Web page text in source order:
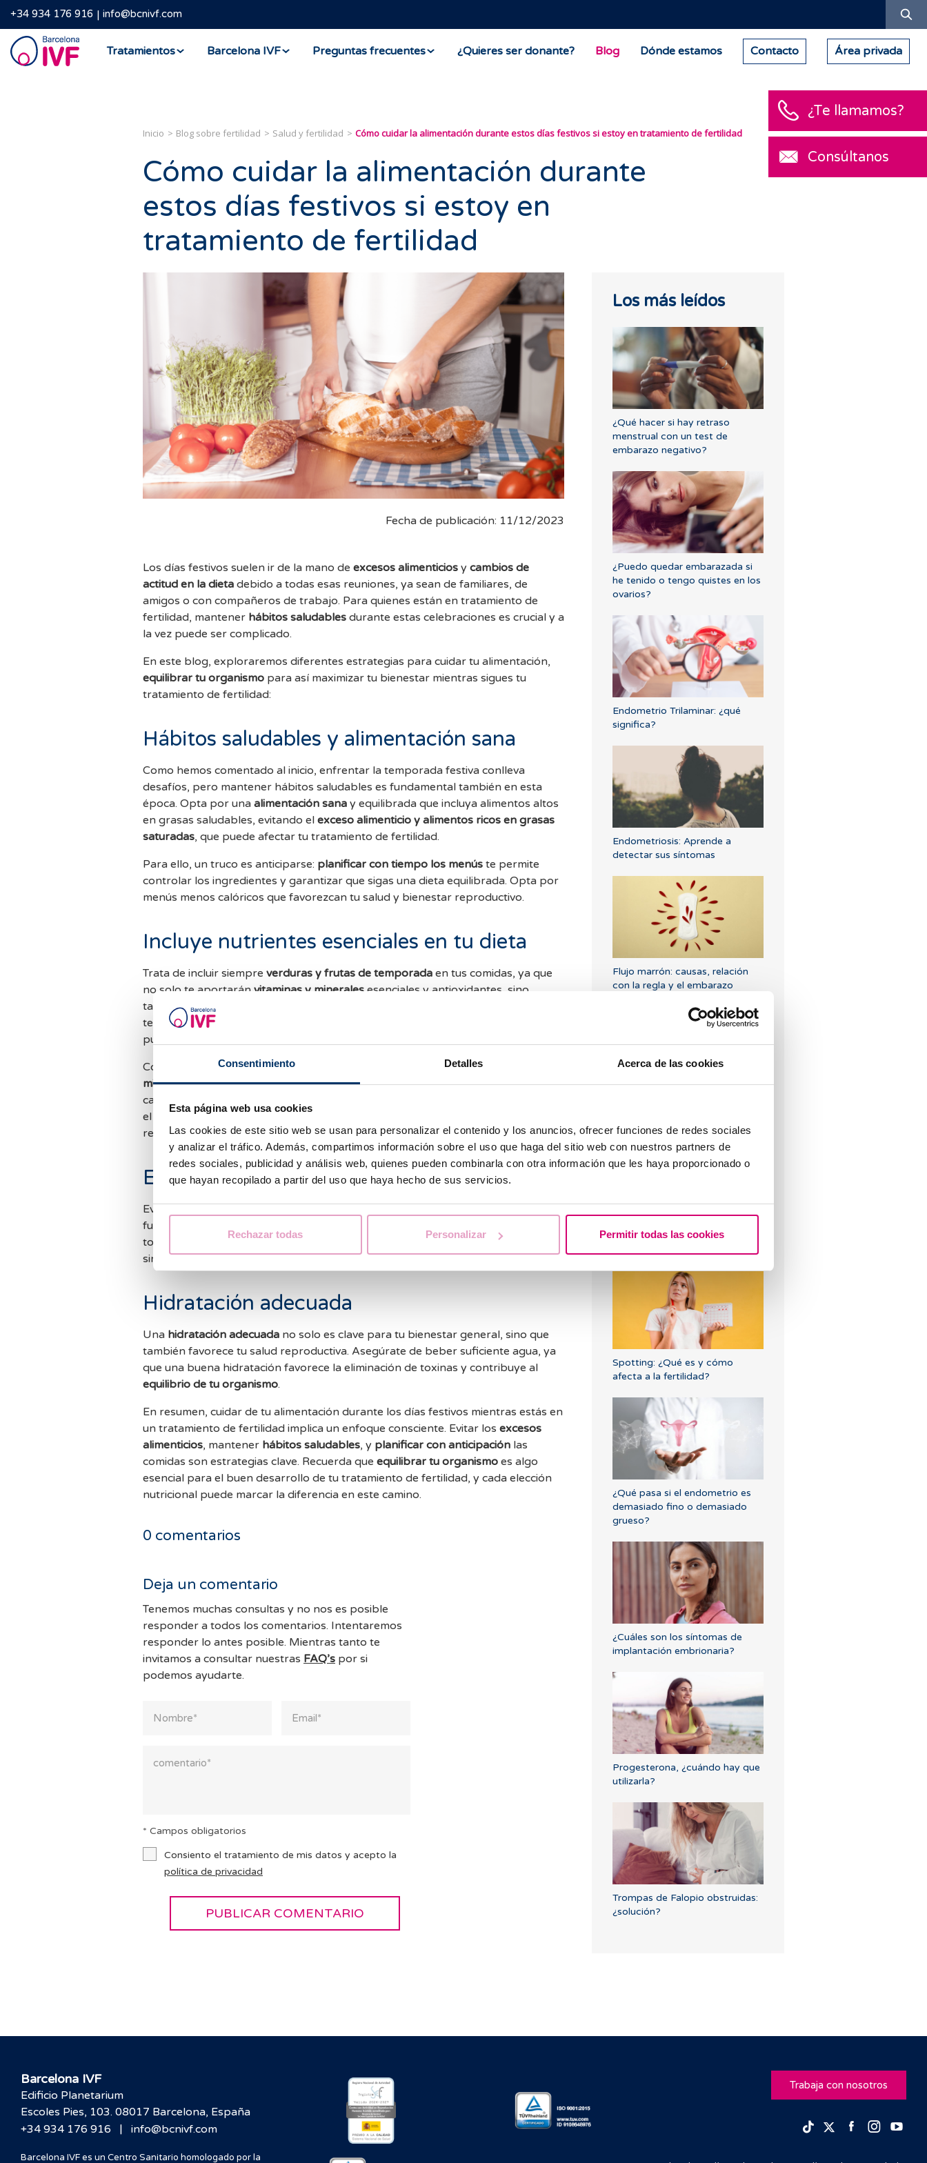
Consentimiento Detalles Acerca de las cookies
Esta página web usa cookies
Las cookies de este sitio web se usan para personalizar el contenido y los anuncios, ofrecer funciones de redes sociales
y analizar el tráfico. Además, compartimos información sobre el uso que haga del sitio web con nuestros partners de
redes sociales, publicidad y análisis web, quienes pueden combinarla con otra información que les haya proporcionado o
que hayan recopilado a partir del uso que haya hecho de sus servicios.
Rechazar todas Personalizar Permitir todas las cookies
+34 934 176 916 info@bcnivf.com
Barcelona
IVF
Tratamientos Barcelona IVF Preguntas frecuentes ¿Quieres ser donante? Blog Dónde estamos Contacto Área privada
Inicio Blog sobre fertilidad Salud y fertilidad Cómo cuidar la alimentación durante estos días festivos si estoy en tratamiento de fertilidad
Cómo cuidar la alimentación durante
estos días festivos si estoy en
tratamiento de fertilidad
Fecha de publicación: 11/12/2023
Los días festivos suelen ir de la mano de excesos alimenticios y cambios de
actitud en la dieta debido a todas esas reuniones, ya sean de familiares, de
amigos o con compañeros de trabajo. Para quienes están en tratamiento de
fertilidad, mantener hábitos saludables durante estas celebraciones es crucial y a
la vez puede ser complicado.
En este blog, exploraremos diferentes estrategias para cuidar tu alimentación,
equilibrar tu organismo para así maximizar tu bienestar mientras sigues tu
tratamiento de fertilidad:
Hábitos saludables y alimentación sana
Como hemos comentado al inicio, enfrentar la temporada festiva conlleva
desafíos, pero mantener hábitos saludables es fundamental también en esta
época. Opta por una alimentación sana y equilibrada que incluya alimentos altos
en grasas saludables, evitando el exceso alimenticio y alimentos ricos en grasas
saturadas, que puede afectar tu tratamiento de fertilidad.
Para ello, un truco es anticiparse: planificar con tiempo los menús te permite
controlar los ingredientes y garantizar que sigas una dieta equilibrada. Opta por
menús menos calóricos que favorezcan tu salud y bienestar reproductivo.
Incluye nutrientes esenciales en tu dieta
Trata de incluir siempre verduras y frutas de temporada en tus comidas, ya que
no solo te aportarán vitaminas y minerales esenciales y antioxidantes, sino
también te ayudan a hacer la digestión. Otro grupo de alimentos que debes de
tener muy presente son los
pueden aportar
Considera la inclusión de estos alimentos ricos en
macronutrientes, vitaminas y
mineralesen tus comidas para asegurar un aporte completo y evitar las
carencias. Presta especial atención a aquellos alimentos ricos en nutrientes como
el
zinc, ácido fólico y aminoácidos
reproductiva.
Evita la ingesta excesiva y los picoteos
Evitar la
fundamental para cuidar tu bienestar. Mantén el control sobre las porciones que
tomas y evita el consumo impulsivo. Esto no solo beneficia tu salud en general,
sino que también favorece la efectividad de tu tratamiento de fertilidad.
Hidratación adecuada
Una hidratación adecuada no solo es clave para tu bienestar general, sino que
también favorece tu salud reproductiva. Asegúrate de beber suficiente agua, ya
que una buena hidratación favorece la eliminación de toxinas y contribuye al
equilibrio de tu organismo.
En resumen, cuidar de tu alimentación durante los días festivos mientras estás en
un tratamiento de fertilidad implica un enfoque consciente. Evitar los excesos
alimenticios, mantener hábitos saludables, y planificar con anticipación las
comidas son estrategias clave. Recuerda que equilibrar tu organismo es algo
esencial para el buen desarrollo de tu tratamiento de fertilidad, y cada elección
nutricional puede marcar la diferencia en este camino.
0 comentarios
Deja un comentario
Tenemos muchas consultas y no nos es posible
responder a todos los comentarios. Intentaremos
responder lo antes posible. Mientras tanto te
invitamos a consultar nuestras FAQ’s por si
podemos ayudarte.
* Campos obligatorios
Consiento el tratamiento de mis datos y acepto la
política de privacidad
Los más leídos
¿Qué hacer si hay retraso
menstrual con un test de
embarazo negativo?
¿Puedo quedar embarazada si
he tenido o tengo quistes en los
ovarios?
Endometrio Trilaminar: ¿qué
significa?
Endometriosis: Aprende a
detectar sus síntomas
Flujo marrón: causas, relación
con la regla y el embarazo
Tengo una baja reserva ovárica,
Spotting: ¿Qué es y cómo
afecta a la fertilidad?
¿Qué pasa si el endometrio es
demasiado fino o demasiado
grueso?
¿Cuáles son los síntomas de
implantación embrionaria?
Progesterona, ¿cuándo hay que
utilizarla?
Trompas de Falopio obstruidas:
¿solución?
¿Te llamamos?
Consúltanos
Barcelona IVF
Edificio Planetarium
Escoles Pies, 103. 08017 Barcelona, España
+34 934 176 916
| info@bcnivf.com
Barcelona IVF es un Centro Sanitario homologado por la
Trabaja con nosotros
TikTokTwitterFacebook